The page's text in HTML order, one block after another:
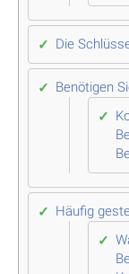
Die
Benötigen
Häufig